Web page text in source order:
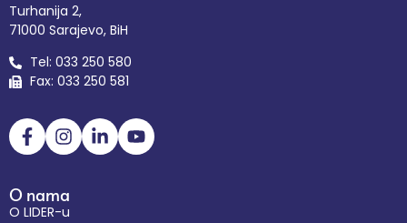
Turhanija 2,
71000 Sarajevo, BiH
Tel: 033 250 580
Fax: 033 250 581
O nama
O LIDER-u